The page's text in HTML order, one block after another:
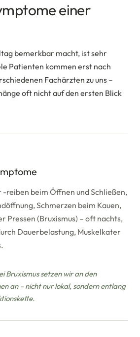
einer
bemerkbar macht, ist sehr
Patienten kommen erst nach
Fachärzten zu uns –
oft nicht auf den ersten Blick
reiben beim Öffnen und Schließen,
Schmerzen beim Kauen,
Pressen (Bruxismus) – oft nachts,
Dauerbelastung, Muskelkater
Bruxismus setzen wir an den
an – nicht nur lokal, sondern entlang